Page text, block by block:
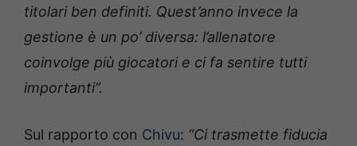
titolari ben definiti. Quest’anno invece la
gestione è un po’ diversa: l’allenatore
coinvolge più giocatori e ci fa sentire tutti
importanti”.
Sul rapporto con Chivu: “Ci trasmette fiducia